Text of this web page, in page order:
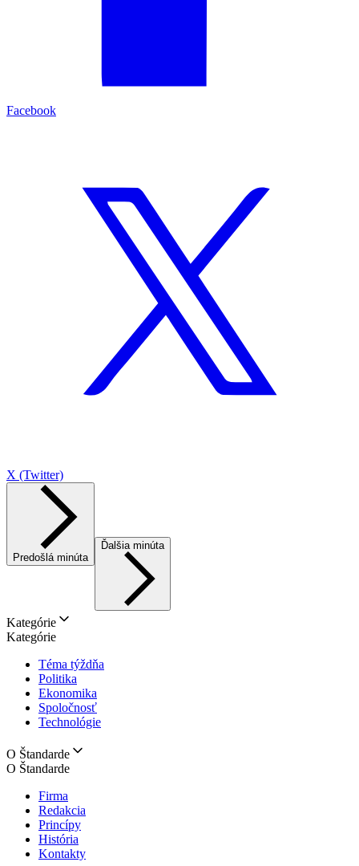
Facebook
X (Twitter)
Predošlá minúta
Ďalšia minúta
Kategórie
Kategórie
Téma týždňa
Politika
Ekonomika
Spoločnosť
Technológie
O Štandarde
O Štandarde
Firma
Redakcia
Princípy
História
Kontakty